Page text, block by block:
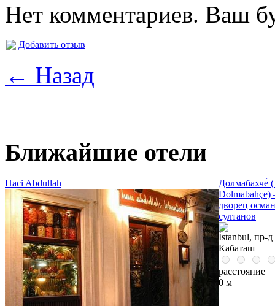
Нет комментариев. Ваш
Добавить отзыв
← Назад
Ближайшие отели
Haci Abdullah
Долмабахче́
дворец
султанов
İstanbul, пр-д
Кабаташ
расстояние
0 м